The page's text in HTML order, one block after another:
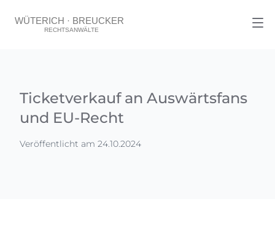
Ticketverkauf an Auswärtsfans
und EU-Recht
Veröffentlicht am 24.10.2024